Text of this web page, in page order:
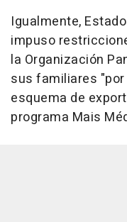
Igualmente,
impuso
la Organización
sus familiares
esquema de
programa Mais